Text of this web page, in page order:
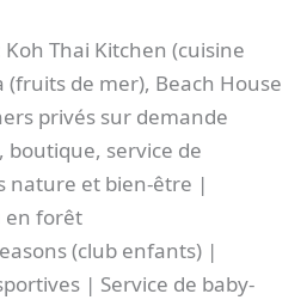
Koh Thai Kitchen (cuisine
(fruits de mer), Beach House
privés sur demande
boutique, service de
nature et bien-être |
en forêt
(club enfants) |
| Service de baby-